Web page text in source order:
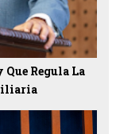
Regula La